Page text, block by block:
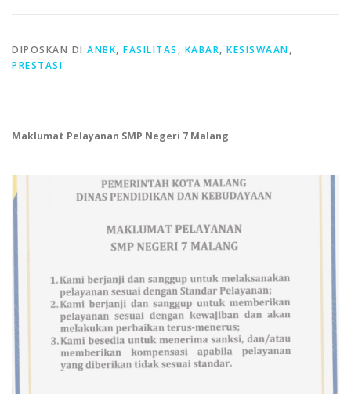
DIPOSKAN DI ANBK, FASILITAS , KABAR, KESISWAAN,
PRESTASI
Maklumat Pelayanan SMP Negeri 7 Malang